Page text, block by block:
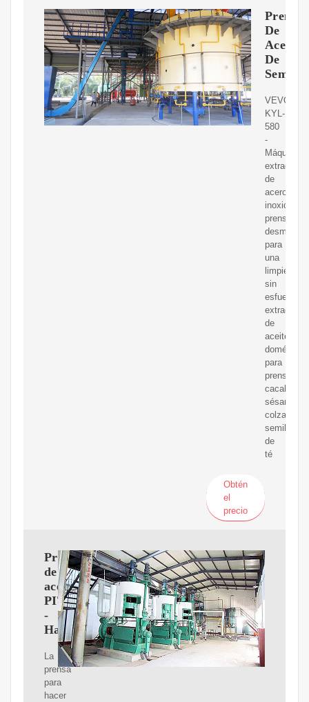
Prensa
De
Aceite
De
VEVOR
KYL-
580
-
Máquina
extractora
de
acero
inoxidable,
para
una
limpieza
sin
esfuerzo,
extractor
de
aceite
doméstico
para
prensar
sésamo,
colza,
semillas
de
té
Obtén
el
precio
Prensa
de
aceite
PITEBA
-
Haceraceite.cl
La
prensa
para
hacer